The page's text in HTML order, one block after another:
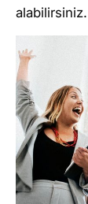
alabilirsiniz.